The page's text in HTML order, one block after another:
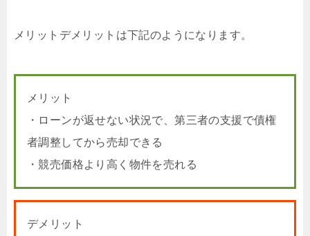
メリットデメリットは下記のようになります。
メリット
・ローンが返せない状況で、第三者の支援で債権
者調整してから売却できる
・競売価格より高く物件を売れる
デメリット